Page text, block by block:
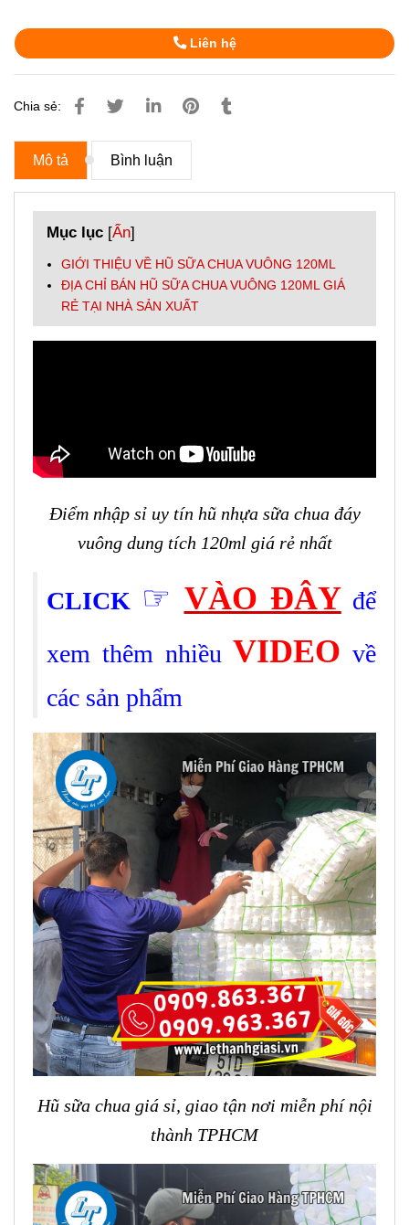
Liên hệ
Chia sẻ:
Mô tả Bình luận
Mục lục [Ẩn]
GIỚI THIỆU VỀ HŨ SỮA CHUA VUÔNG 120ML
ĐỊA CHỈ BÁN HŨ SỮA CHUA VUÔNG 120ML GIÁ
RẺ TẠI NHÀ SẢN XUẤT
Điểm nhập sỉ uy tín hũ nhựa sữa chua đáy
vuông dung tích 120ml giá rẻ nhất
CLICK ☞ VÀO ĐÂY để
xem thêm nhiều VIDEO về
các sản phẩm
Hũ sữa chua giá sỉ, giao tận nơi miễn phí nội
thành TPHCM